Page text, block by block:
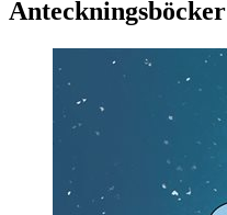
Anteckningsböcker